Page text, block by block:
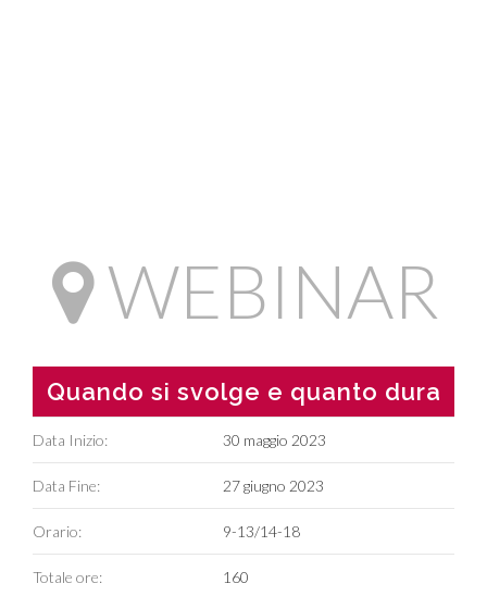
WEBINAR
Quando si svolge e quanto dura
Data Inizio: 30 maggio 2023
Data Fine: 27 giugno 2023
Orario: 9-13/14-18
Totale ore: 160